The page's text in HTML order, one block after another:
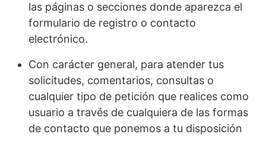
las páginas o secciones donde aparezca el
formulario de registro o contacto
electrónico.
Con carácter general, para atender tus
solicitudes, comentarios, consultas o
cualquier tipo de petición que realices como
usuario a través de cualquiera de las formas
de contacto que ponemos a tu disposición